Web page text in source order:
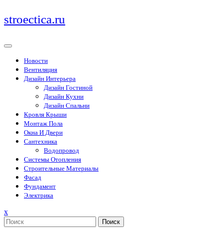
Перейти
к
stroectica.ru
Новости
Вентиляция
Дизайн Интерьера
Дизайн Гостиной
Дизайн Кухни
Дизайн Спальни
Кровля Крыши
Монтаж Пола
Окна И Двери
Сантехника
Водопровод
Системы Отопления
Строительные Материалы
Фасад
Фундамент
Электрика
xЗакрыть
меню
Поиск